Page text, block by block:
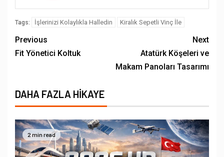
Tags: İşlerinizi Kolaylıkla Halledin Kiralık Sepetli Vinç İle
Previous
Fit Yönetici Koltuk
Next
Atatürk Köşeleri ve
Makam Panoları Tasarımı
DAHA FAZLA HIKAYE
2 min read